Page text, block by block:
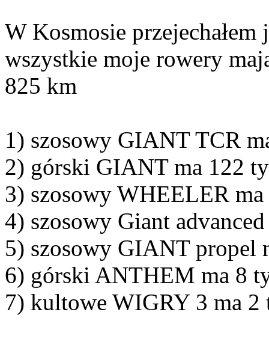
W Kosmosie
wszystkie moje rowery
825 km
1) szosowy GIANT TCR
2) górski GIANT ma 122
3) szosowy WHEELER
4) szosowy Giant
5) szosowy GIANT propel
6) górski ANTHEM ma 8
7) kultowe WIGRY 3 ma 2